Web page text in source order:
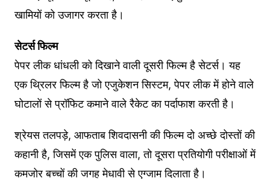
खामियों को उजागर करता है।
सेटर्स फिल्म
पेपर लीक धांधली को दिखाने वाली दूसरी फिल्म है सेटर्स। यह
एक थ्रिलर फिल्म है जो एजुकेशन सिस्टम, पेपर लीक में होने वाले
घोटालों से प्रॉफिट कमाने वाले रैकेट का पर्दाफाश करती है।
श्रेयस तलपड़े, आफताब शिवदासनी की फिल्म दो अच्छे दोस्तों की
कहानी है, जिसमें एक पुलिस वाला, तो दूसरा प्रतियोगी परीक्षाओं में
कमजोर बच्चों की जगह मेधावी से एग्जाम दिलाता है।